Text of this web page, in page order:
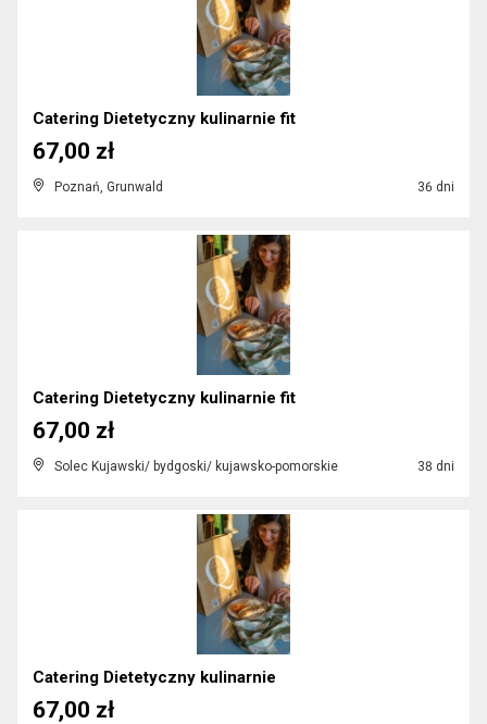
Catering Dietetyczny kulinarnie fit
Poznań, Grunwald 36 dni
67,00 zł
Catering Dietetyczny kulinarnie fit
Solec Kujawski/ bydgoski/ kujawsko-pomorskie 38 dni
67,00 zł
Catering Dietetyczny kulinarnie
67,00 zł